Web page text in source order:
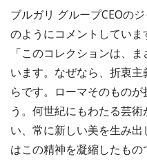
ブルガリ グループCEOの
のようにコメントしていま
「このコレクションは、
います。なぜなら、折衷
らです。ローマそのもの
う。何世紀にもわたる芸
い、常に新しい美を生み出
はこの精神を凝縮したも